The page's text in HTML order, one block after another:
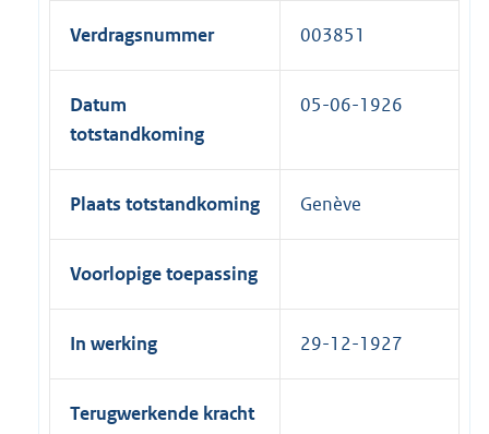
Verdragsnummer 003851
Datum
totstandkoming
05-06-1926
Plaats totstandkoming Genève
Voorlopige toepassing
In werking 29-12-1927
Terugwerkende kracht